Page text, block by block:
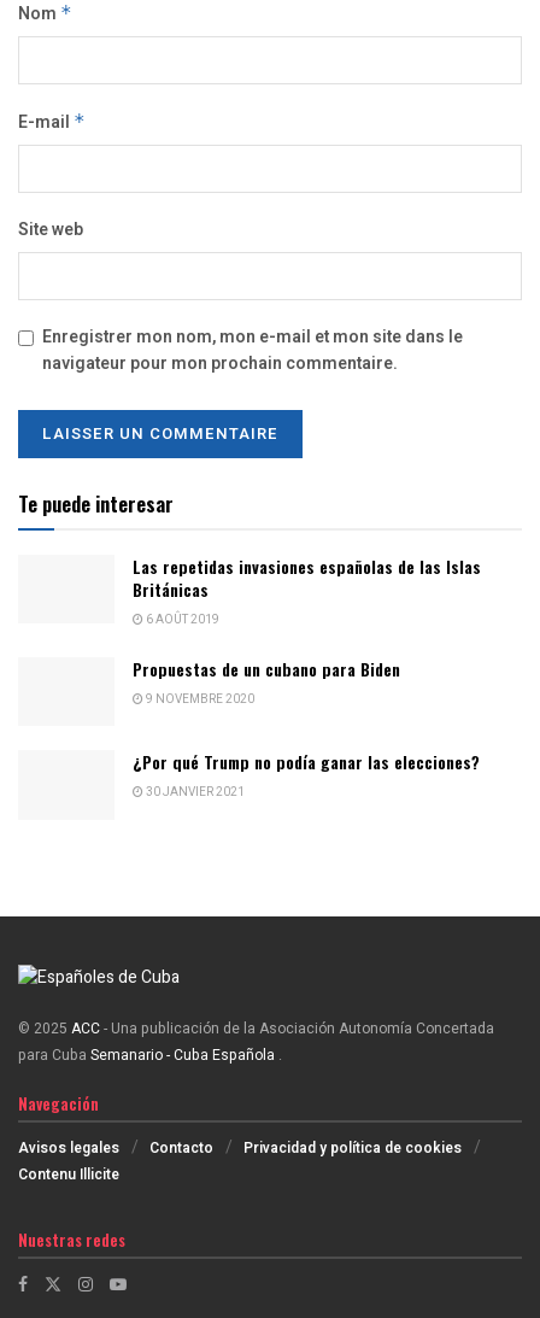
Nom *
E-mail *
Site web
Enregistrer mon nom, mon e-mail et mon site dans le
navigateur pour mon prochain commentaire.
Te puede interesar
Las repetidas invasiones españolas de las Islas
Británicas
6 AOÛT 2019
Propuestas de un cubano para Biden
9 NOVEMBRE 2020
¿Por qué Trump no podía ganar las elecciones?
30 JANVIER 2021
© 2025 ACC- Una publicación de la Asociación Autonomía Concertada
para Cuba Semanario - Cuba Española .
Navegación
Avisos legales Contacto
Privacidad y política de cookies
Contenu Illicite
Nuestras redes